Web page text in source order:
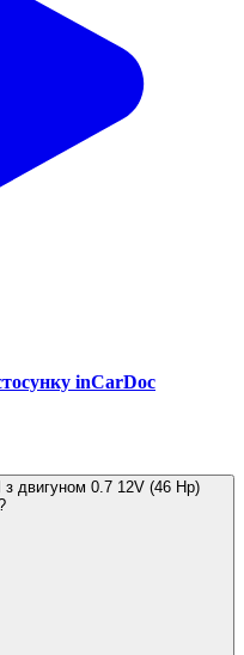
inCarDoc
двигуном 0.7 12V (46 Hp)